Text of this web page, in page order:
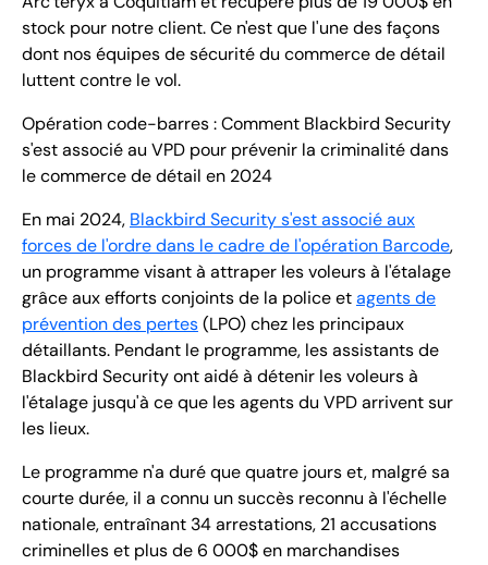
stock pour notre client. Ce n'est que l'une des façons
dont nos équipes de sécurité du commerce de détail
luttent contre le vol.
Opération code-barres : Comment Blackbird Security
s'est associé au VPD pour prévenir la criminalité dans
le commerce de détail en 2024
En mai 2024, Blackbird Security s'est associé aux
forces de l'ordre dans le cadre de l'opération Barcode,
un programme visant à attraper les voleurs à l'étalage
grâce aux efforts conjoints de la police etagents de
prévention des pertes(LPO) chez les principaux
détaillants. Pendant le programme, les assistants de
Blackbird Security ont aidé à détenir les voleurs à
l'étalage jusqu'à ce que les agents du VPD arrivent sur
les lieux.
Le programme n'a duré que quatre jours et, malgré sa
courte durée, il a connu un succès reconnu à l'échelle
nationale, entraînant 34 arrestations, 21 accusations
criminelles et plus de 6 000$ en marchandises